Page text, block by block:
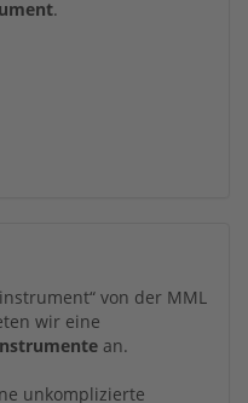
.
von der MML
wir eine
an.
unkomplizierte